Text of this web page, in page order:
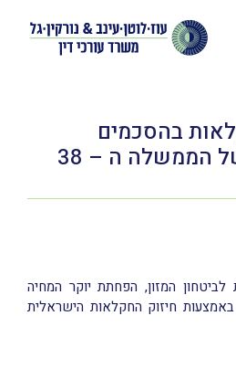
בהסכמים
הממשלה ה – 38
המזון, הפחתת יוקר המחיה
באמצעות חיזוק החקלאות הישראלית